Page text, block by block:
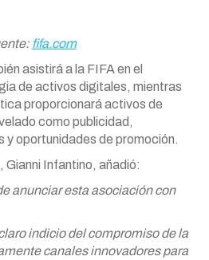
fifa.com
asistirá a la FIFA en el
de activos digitales, mientras
proporcionará activos de
como publicidad,
y oportunidades de promoción.
Gianni Infantino, añadió:
anunciar esta asociación con
indicio del compromiso de la
canales innovadores para